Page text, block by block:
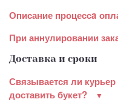
Описание процессa
При аннулировании
Доставка и сроки
Связывается ли
доставить букет?